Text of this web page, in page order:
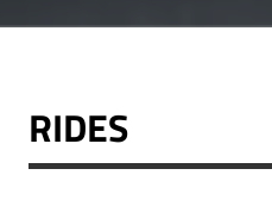
RIDES